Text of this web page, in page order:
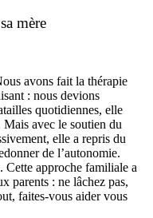
mère
avons fait la thérapie
: nous devions
quotidiennes, elle
avec le soutien du
elle a repris du
de l’autonomie.
Cette approche familiale a
parents : ne lâchez pas,
faites-vous aider vous